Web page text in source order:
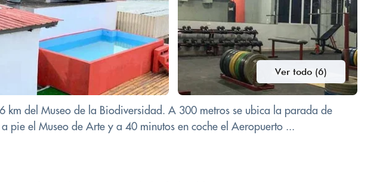
Ver todo (6)
km del Museo de la Biodiversidad. A 300 metros se ubica la parada de
pie el Museo de Arte y a 40 minutos en coche el Aeropuerto ...